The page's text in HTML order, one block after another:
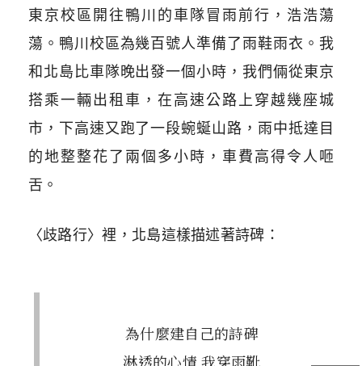
東京校區開往鴨川的車隊冒雨前行，浩浩蕩
蕩。鴨川校區為幾百號人準備了雨鞋雨衣。我
和北島比車隊晚出發一個小時，我們倆從東京
搭乘一輛出租車，在高速公路上穿越幾座城
市，下高速又跑了一段蜿蜒山路，雨中抵達目
的地整整花了兩個多小時，車費高得令人咂
舌。
〈歧路行〉裡，北島這樣描述著詩碑：
為什麼建自己的詩碑
淋透的心情 我穿雨靴